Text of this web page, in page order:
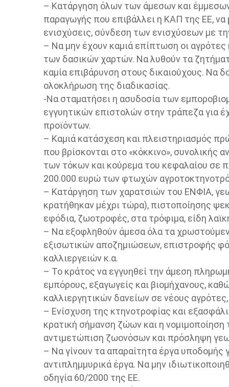
– Κατάργηση όλων των άμεσων και
παραγωγής που επιβάλλει η ΚΑΠ της ΕΕ, να
ενισχύσεις, σύνδεση των ενισχύσεων με
– Να μην έχουν καμιά επίπτωση οι
των δασικών χαρτών. Να λυθούν τα
καμία επιβάρυνση στους δικαιούχους. Να
ολοκλήρωση της διαδικασίας.
-Να σταματήσει η ασυδοσία των
εγγυητικών επιστολών στην τράπεζα για
προϊόντων.
– Καμιά κατάσχεση και πλειστηριασμός
που βρίσκονται στο «κόκκινο», συνολικής
των τόκων και κούρεμα του κεφαλαίου σε
200.000 ευρώ των φτωχών
– Κατάργηση των χαρατσιών του ΕΝΦΙΑ,
κρατήθηκαν μέχρι τώρα), πιστοποίησης
εφόδια, ζωοτροφές, στα τρόφιμα, είδη
– Να εξοφληθούν άμεσα όλα τα
εξισωτικών αποζημιώσεων, επιστροφής
καλλιεργειών κ.α.
– Το κράτος να εγγυηθεί την άμεση
εμπόρους, εξαγωγείς και βιομήχανους,
καλλιεργητικών δανείων σε νέους
– Ενίσχυση της κτηνοτροφίας και
κρατική σήμανση ζώων και η
αντιμετώπιση ζωονόσων και πρόσληψη
– Να γίνουν τα απαραίτητα έργα
αντιπλημμυρικά έργα. Να μην
οδηγία 60/2000 της ΕΕ.